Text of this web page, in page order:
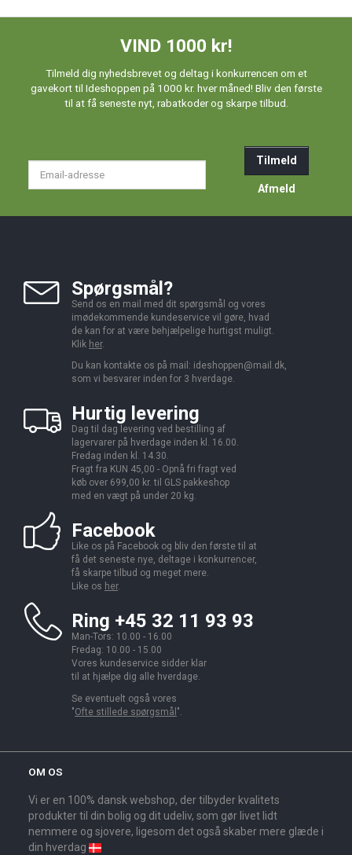
VIND 1000 kr!
Tilmeld dig nyhedsbrevet og deltag i konkurrencen om et
gavekort til Ideshoppen på 1000 kr. hver måned! Bliv den første
til at få seneste nyt, rabatkoder og skarpe tilbud.
Tilmeld
Afmeld
Spørgsmål?
Send os en mail med dit spørgsmål og vores
imødekommende kundeservice vil gøre, hvad
de kan for at være behjælpelige hurtigst muligt.
Klik her.
Du kan kontakte os på mail: ideshoppen@mail.dk,
som vi besvarer inden for 3 hverdage.
Hurtig levering
Dag til dag levering ved bestilling af
lagervarer på hverdage inden kl. 16.00.
Fredag inden kl. 14.30.
Fragt fra KUN 45,00 - Opnå fri fragt ved
køb over 699,00 kr. til GLS pakkeshop
med en vægt på under 20 kg.
Facebook
Like os på Facebook og bliv den første til at
få det seneste nye, deltage i konkurrencer,
få skarpe tilbud og meget mere.
Like os her.
Ring +45 32 11 93 93
Man-Tors: 10.00 - 16.00
Fredag: 10.00 - 15.00
Vores kundeservice sidder klar
til at hjælpe dig alle hverdage.
Se eventuelt også vores
"Ofte stillede spørgsmål ".
OM OS
Vi er en 100% dansk webshop, der tilbyder kvalitets
produkter til din bolig og dit udeliv, som gør livet lidt
nemmere og sjovere, ligesom det også skaber mere glæde i
din hverdag